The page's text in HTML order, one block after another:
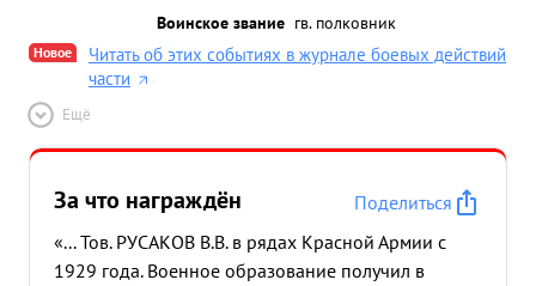
Воинское звание гв. полковник
Новое
Читать об этих событиях в журнале боевых действий
части
Ещё
За что награждён
Поделиться
«... Тов. РУСАКОВ В.В. в рядах Красной Армии с
1929 года. Военное образование получил в